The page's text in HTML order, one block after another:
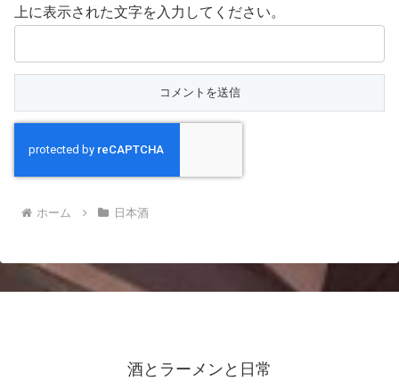
上に表示された文字を入力してください。
ホーム 日本酒
酒とラーメンと日常